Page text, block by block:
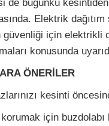
de bugünkü
Elektrik
güvenliği için elektrikli
konusunda
ÖNERİLER
kesinti
için buzdolabı